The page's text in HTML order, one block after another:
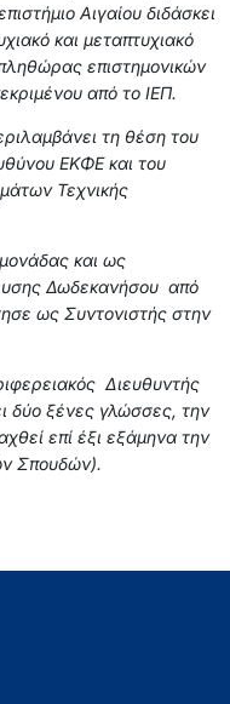
Αιγαίου διδάσκει
και μεταπτυχιακό
επιστημονικών
από το ΙΕΠ.
τη θέση του
ΕΚΦΕ και του
Τεχνικής
και ως
Δωδεκανήσου από
ως Συντονιστής στην
Διευθυντής
δύο ξένες γλώσσες, την
επί έξι εξάμηνα την
Σπουδών).